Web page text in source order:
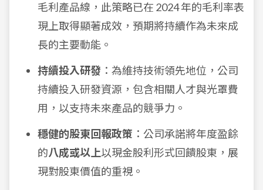
毛利產品線，此策略已在 2024 年的毛利率表
現上取得顯著成效，預期將持續作為未來成
長的主要動能。
持續投入研發 ：為維持技術領先地位，公司
持續投入研發資源，包含相關人才與光罩費
用，以支持未來產品的競爭力。
穩健的股東回報政策 ：公司承諾將年度盈餘
的八成或以上以現金股利形式回饋股東，展
現對股東價值的重視。